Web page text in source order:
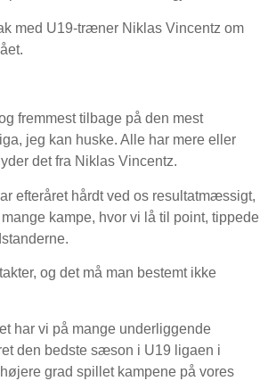
med U19-træner Niklas Vincentz om
fremmest tilbage på den mest
jeg kan huske. Alle har mere eller
det fra Niklas Vincentz.
efteråret hårdt ved os resultatmæssigt,
kampe, hvor vi lå til point, tippede
og det må man bestemt ikke
har vi på mange underliggende
den bedste sæson i U19 ligaen i
grad spillet kampene på vores